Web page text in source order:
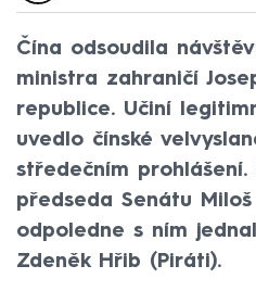
Čína odsoudila
ministra zahraničí
republice. Učiní
uvedlo čínské
středečním prohlášení.
předseda Senátu Miloš
odpoledne s ním
Zdeněk Hřib (Piráti).